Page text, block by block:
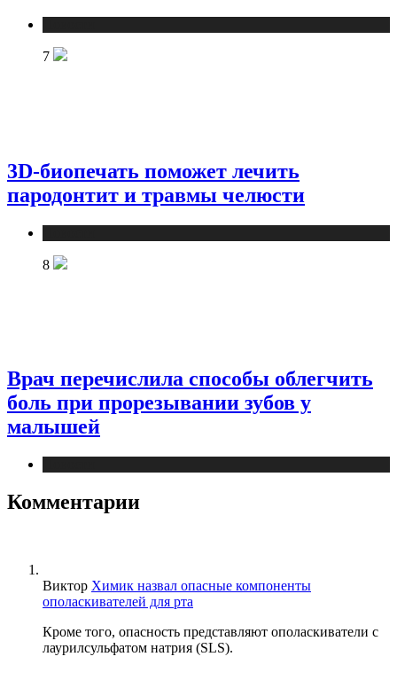
7
3D-биопечать поможет лечить
пародонтит и травмы челюсти
8
Врач перечислила способы облегчить
боль при прорезывании зубов у
малышей
Комментарии
Виктор Химик назвал опасные компоненты
ополаскивателей для рта
Кроме того, опасность представляют ополаскиватели с
лаурилсульфатом натрия (SLS).